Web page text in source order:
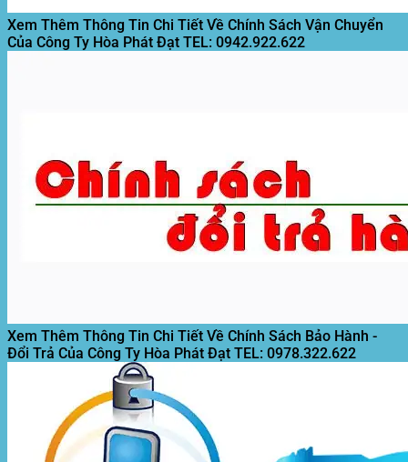
Xem Thêm Thông Tin Chi Tiết Về Chính Sách Vận Chuyển
Của Công Ty Hòa Phát Đạt TEL: 0942.922.622
Xem Thêm Thông Tin Chi Tiết Về Chính Sách Bảo Hành -
Đổi Trả Của Công Ty Hòa Phát Đạt TEL: 0978.322.622